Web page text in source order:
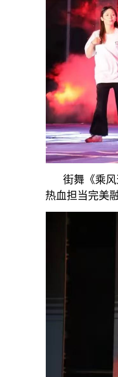
街舞《乘风
热血担当完美